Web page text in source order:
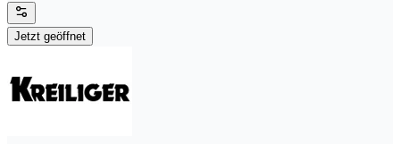
Jetzt geöffnet